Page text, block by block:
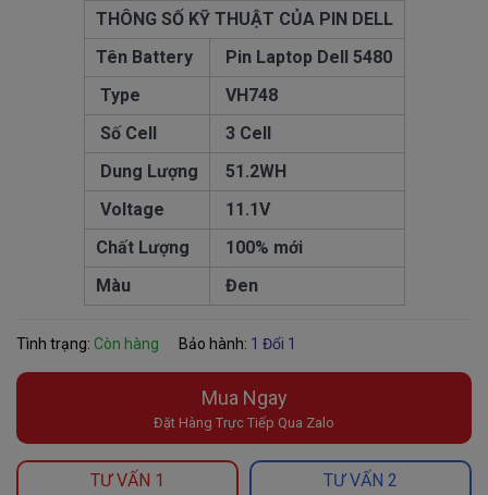
THÔNG SỐ KỸ THUẬT CỦA PIN DELL
Tên Battery
Pin Laptop Dell 5480
Type
VH748
Số Cell
3 Cell
Dung Lượng
51.2WH
Voltage
11.1V
Chất Lượng
100% mới
Màu
Đen
Tình trạng: Còn hàng Bảo hành: 1 Đổi 1
Mua Ngay
Đặt Hàng Trực Tiếp Qua Zalo
TƯ VẤN 1 TƯ VẤN 2